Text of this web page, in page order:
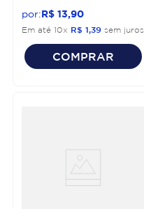
R$ 13 90
Em até 10x R$ 1 39 sem juros
COMPRAR